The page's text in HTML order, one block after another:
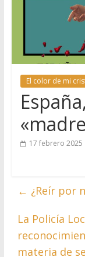
El color de mi
17 febrero 2025
← ¿Reír por
La Policía
materia de